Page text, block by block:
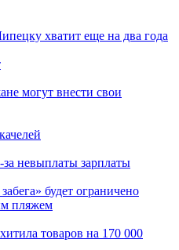
хватит еще на два года
могут внести свои
невыплаты зарплаты
будет ограничено
пляжем
товаров на 170 000